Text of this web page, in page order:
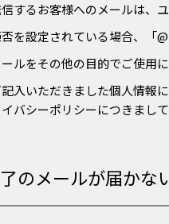
信するお客様へのメールは、
否を設定されている場合、「
ルをその他の目的でご使用
記入いただきました個人情報
バシーポリシーにつきまして
のメールが届かな